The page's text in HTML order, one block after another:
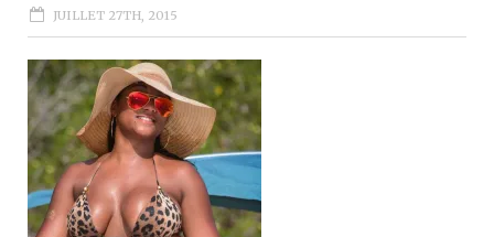
JUILLET 27TH, 2015